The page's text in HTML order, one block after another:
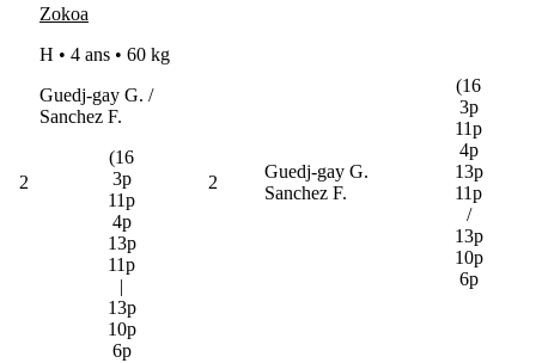
2
Zokoa
H • 4 ans • 60 kg
Guedj-gay G. /
Sanchez F.
(16
3p
11p
4p
13p
11p
|
13p
10p
6p
2
Guedj-gay G.
Sanchez F.
(16
3p
11p
4p
13p
11p
/
13p
10p
6p